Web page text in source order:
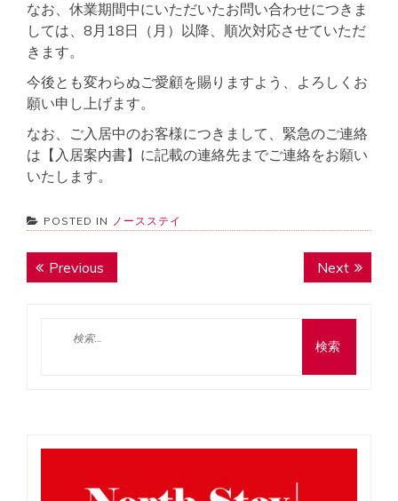
なお、休業期間中にいただいたお問い合わせにつきま
しては、8月18日（月）以降、順次対応させていただ
きます。
今後とも変わらぬご愛顧を賜りますよう、よろしくお
願い申し上げます。
なお、ご入居中のお客様につきまして、緊急のご連絡
は【入居案内書】に記載の連絡先までご連絡をお願い
いたします。
POSTED IN ノースステイ
投
シ
Previous
post:
NextNext
post: